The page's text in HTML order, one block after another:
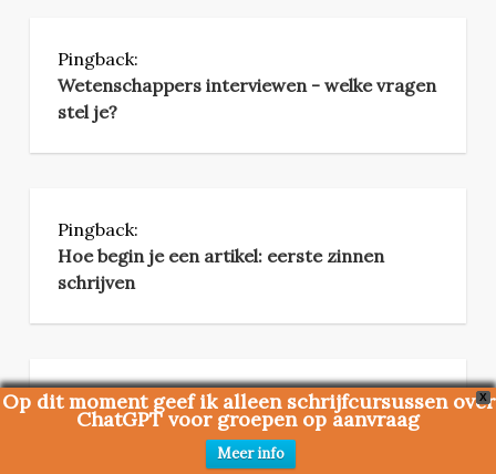
Pingback:
Wetenschappers interviewen - welke vragen
stel je?
Pingback:
Hoe begin je een artikel: eerste zinnen
schrijven
Pingback:
Pitchen: waarom je soms op je bek moet
gaan om artikelen te verkopen - Blog - De
X
Op dit moment geef ik alleen schrijfcursussen over
ChatGPT voor groepen op aanvraag
Meer info